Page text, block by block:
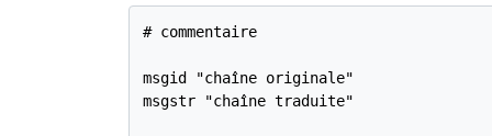
# commentaire
msgid "chaîne originale"
msgstr "chaîne traduite"